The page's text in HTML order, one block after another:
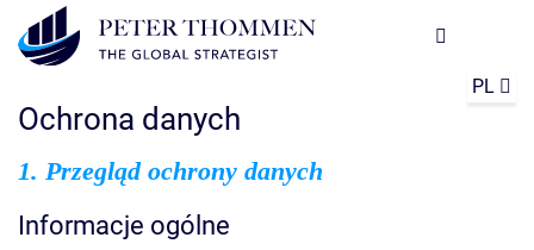
PL
Ochrona danych
1. Przegląd ochrony danych
Informacje ogólne